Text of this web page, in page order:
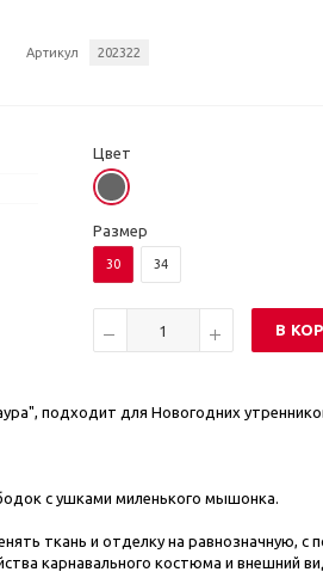
Артикул 202322
Цвет
Размер
30 34
В
подходит для Новогодних
с ушками миленького мышонка.
ткань и отделку на равнозначную, с
карнавального костюма и внешний